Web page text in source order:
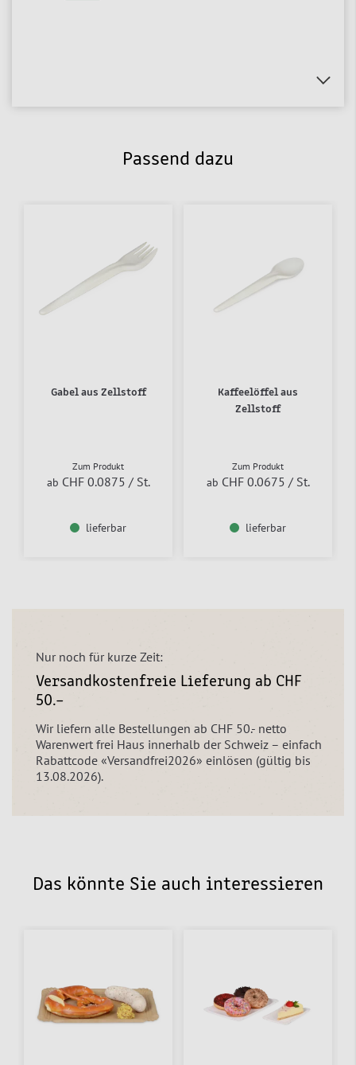
Passend dazu
Gabel aus Zellstoff
Zum Produkt
ab CHF 0.0875 / St.
lieferbar
Kaffeelöffel aus
Zellstoff
Zum Produkt
ab CHF 0.0675 / St.
lieferbar
Nur noch für kurze Zeit:
Versandkostenfreie Lieferung ab CHF
50.–
Wir liefern alle Bestellungen ab CHF 50.- netto
Warenwert frei Haus innerhalb der Schweiz – einfach
Rabattcode «Versandfrei2026» einlösen (gültig bis
13.08.2026).
Das könnte Sie auch interessieren